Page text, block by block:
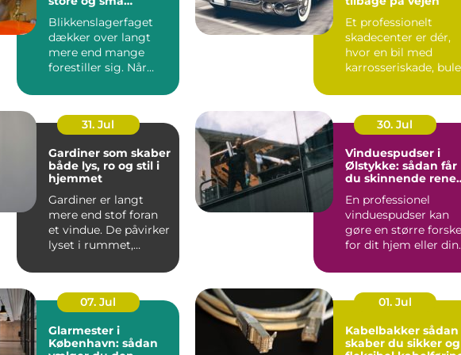
Blikkenslagerfaget
dækker over langt
mere end mange
forestiller sig. Når
Et professionelt
skadecenter er dér,
hvor en bil med
karrosseriskade,
b...
31. Jul
Gardiner som skaber
både lys, ro og stil i
hjemmet
Gardiner er langt
mere end stof foran
et vindue. De påvirker
lyset i rummet,
30. Jul
Vinduespudser i
Ølstykke: sådan får
du skinnende rene
En professionel
vinduespudser kan
gøre en større
for dit hjem eller din
07. Jul
Glarmester i
København: sådan
01. Jul
Kabelbakker sådan
skaber du sikker og